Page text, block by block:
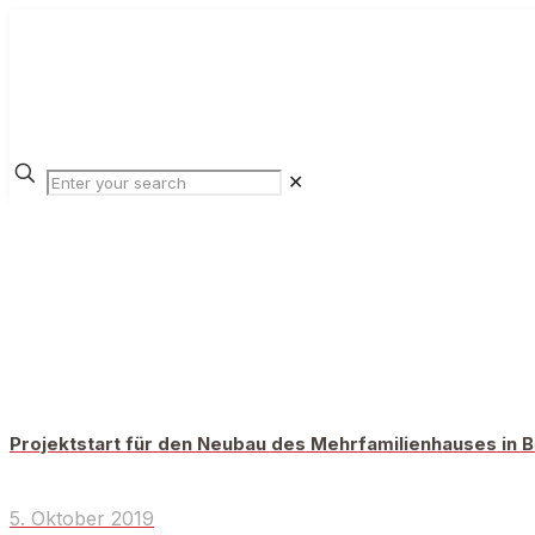
✕
Projektstart für den Neubau des Mehrfamilienhauses in
5. Oktober 2019